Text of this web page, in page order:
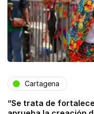
Cartagena
“Se trata de